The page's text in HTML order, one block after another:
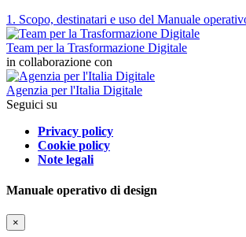
1. Scopo, destinatari e uso del Manuale
Team per la Trasformazione Digitale
in collaborazione con
Agenzia per l'Italia Digitale
Seguici su
Privacy policy
Cookie policy
Note legali
Manuale operativo di design
×